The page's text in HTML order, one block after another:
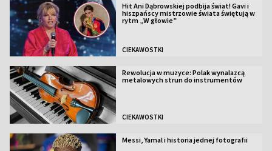
Hit Ani Dąbrowskiej podbija świat! Gavi i
hiszpańscy mistrzowie świata świętują w
rytm „W głowie”
CIEKAWOSTKI
Rewolucja w muzyce: Polak wynalazcą
metalowych strun do instrumentów
CIEKAWOSTKI
Messi, Yamal i historia jednej fotografii